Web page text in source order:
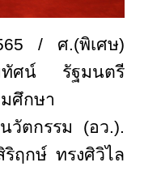
/ ศ.(พิเศษ)
ทัศน์ รัฐมนตรี
ศึกษา
วัตกรรม (อว.).
ฤกษ์ ทรงศิวิไล